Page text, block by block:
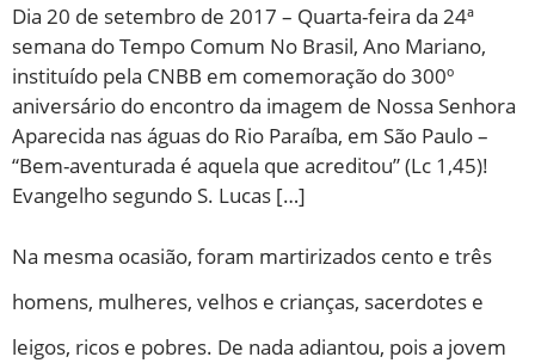
Dia 20 de setembro de 2017 – Quarta-feira da 24ª
semana do Tempo Comum No Brasil, Ano Mariano,
instituído pela CNBB em comemoração do 300º
aniversário do encontro da imagem de Nossa Senhora
Aparecida nas águas do Rio Paraíba, em São Paulo –
“Bem-aventurada é aquela que acreditou” (Lc 1,45)!
Evangelho segundo S. Lucas […]
Na mesma ocasião, foram martirizados cento e três
homens, mulheres, velhos e crianças, sacerdotes e
leigos, ricos e pobres. De nada adiantou, pois a jovem